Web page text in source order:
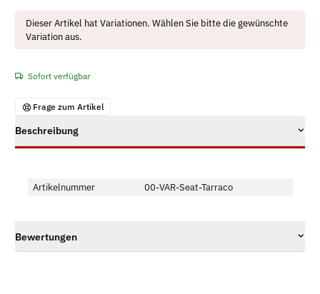
x
Dieser Artikel hat Variationen. Wählen Sie bitte die gewünschte
Variation aus.
Sofort verfügbar
Frage zum Artikel
Beschreibung
Artikelnummer 00-VAR-Seat-Tarraco
Bewertungen